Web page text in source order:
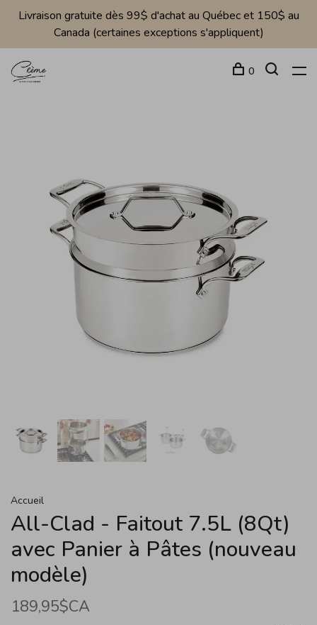
Livraison gratuite dès 99$ d'achat au Québec et 150$ au
Canada (certaines exceptions s'appliquent)
0
Accueil
All-Clad - Faitout 7.5L (8Qt)
avec Panier à Pâtes (nouveau
modèle)
189,95$CA